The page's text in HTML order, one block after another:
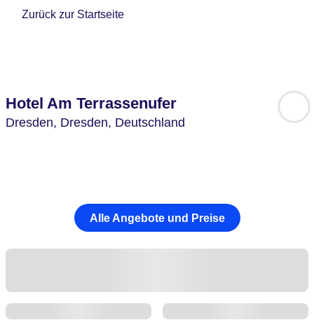
Zurück zur Startseite
Hotel Am Terrassenufer
Dresden, Dresden, Deutschland
Alle Angebote und Preise